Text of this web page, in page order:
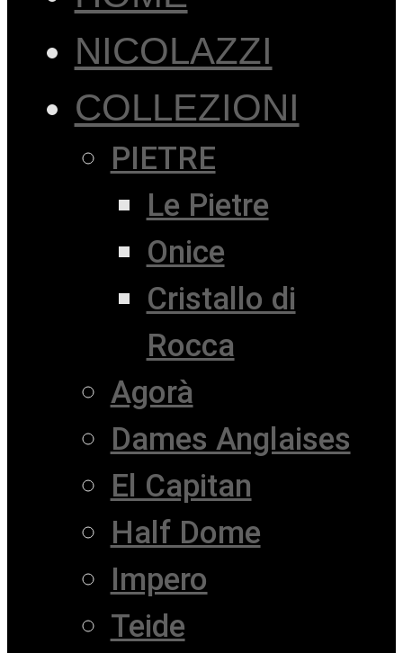
NICOLAZZI
COLLEZIONI
PIETRE
Le Pietre
Onice
Cristallo di
Rocca
Agorà
Dames Anglaises
El Capitan
Half Dome
Impero
Teide